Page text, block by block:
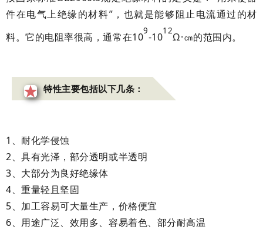
件在电气上绝缘的材料”，也就是能够阻止电流通过的材
料。它的电阻率很高，通常在109-1012Ω·㎝的范围内。
特性主要包括以下几条：
1 、耐化学侵蚀
2、具有光泽，部分透明或半透明
3、大部分为良好绝缘体
4、重量轻且坚固
5、加工容易可大量生产，价格便宜
6、用途广泛、效用多、容易着色、部分耐高温